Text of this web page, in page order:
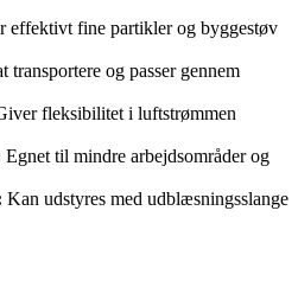
effektivt fine partikler og byggestøv
transportere og passer gennem
fleksibilitet i luftstrømmen
Egnet til mindre arbejdsområder og
Kan udstyres med udblæsningsslange